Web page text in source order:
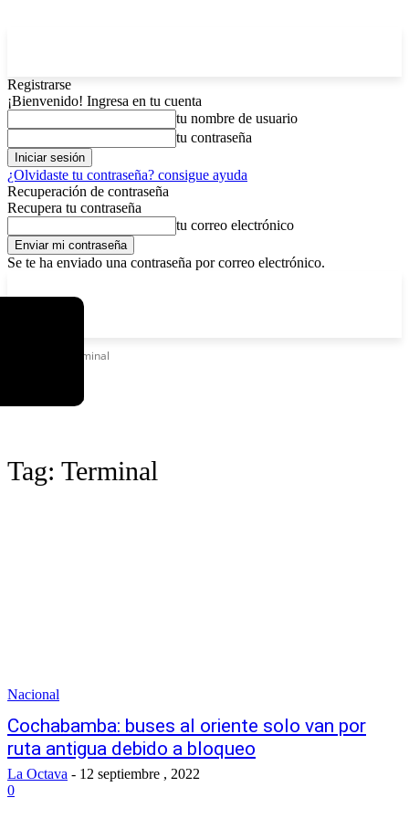
Registrarse
¡Bienvenido! Ingresa en tu cuenta
tu nombre de usuario
tu contraseña
¿Olvidaste tu contraseña? consigue ayuda
Recuperación de contraseña
Recupera tu contraseña
tu correo electrónico
Se te ha enviado una contraseña por correo electrónico.
Terminal
Tag: Terminal
Nacional
Cochabamba: buses al oriente solo van por
ruta antigua debido a bloqueo
La Octava - 12 septiembre , 2022
0